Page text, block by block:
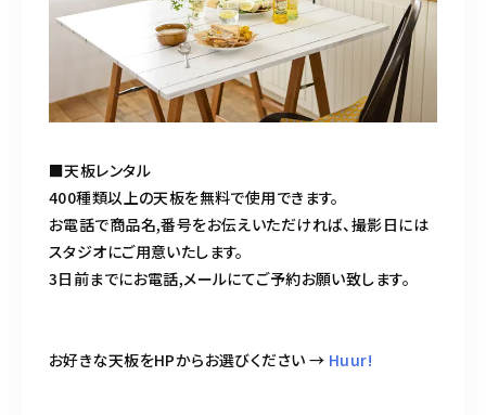
■天板レンタル
400種類以上の天板を無料で使用できます。
お電話で商品名,番号をお伝えいただければ、撮影日には
スタジオにご用意いたします。
3日前までにお電話,メールにてご予約お願い致します。
お好きな天板をHPからお選びください → Huur!